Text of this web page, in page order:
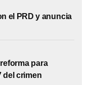
el PRD y anuncia
para
del crimen